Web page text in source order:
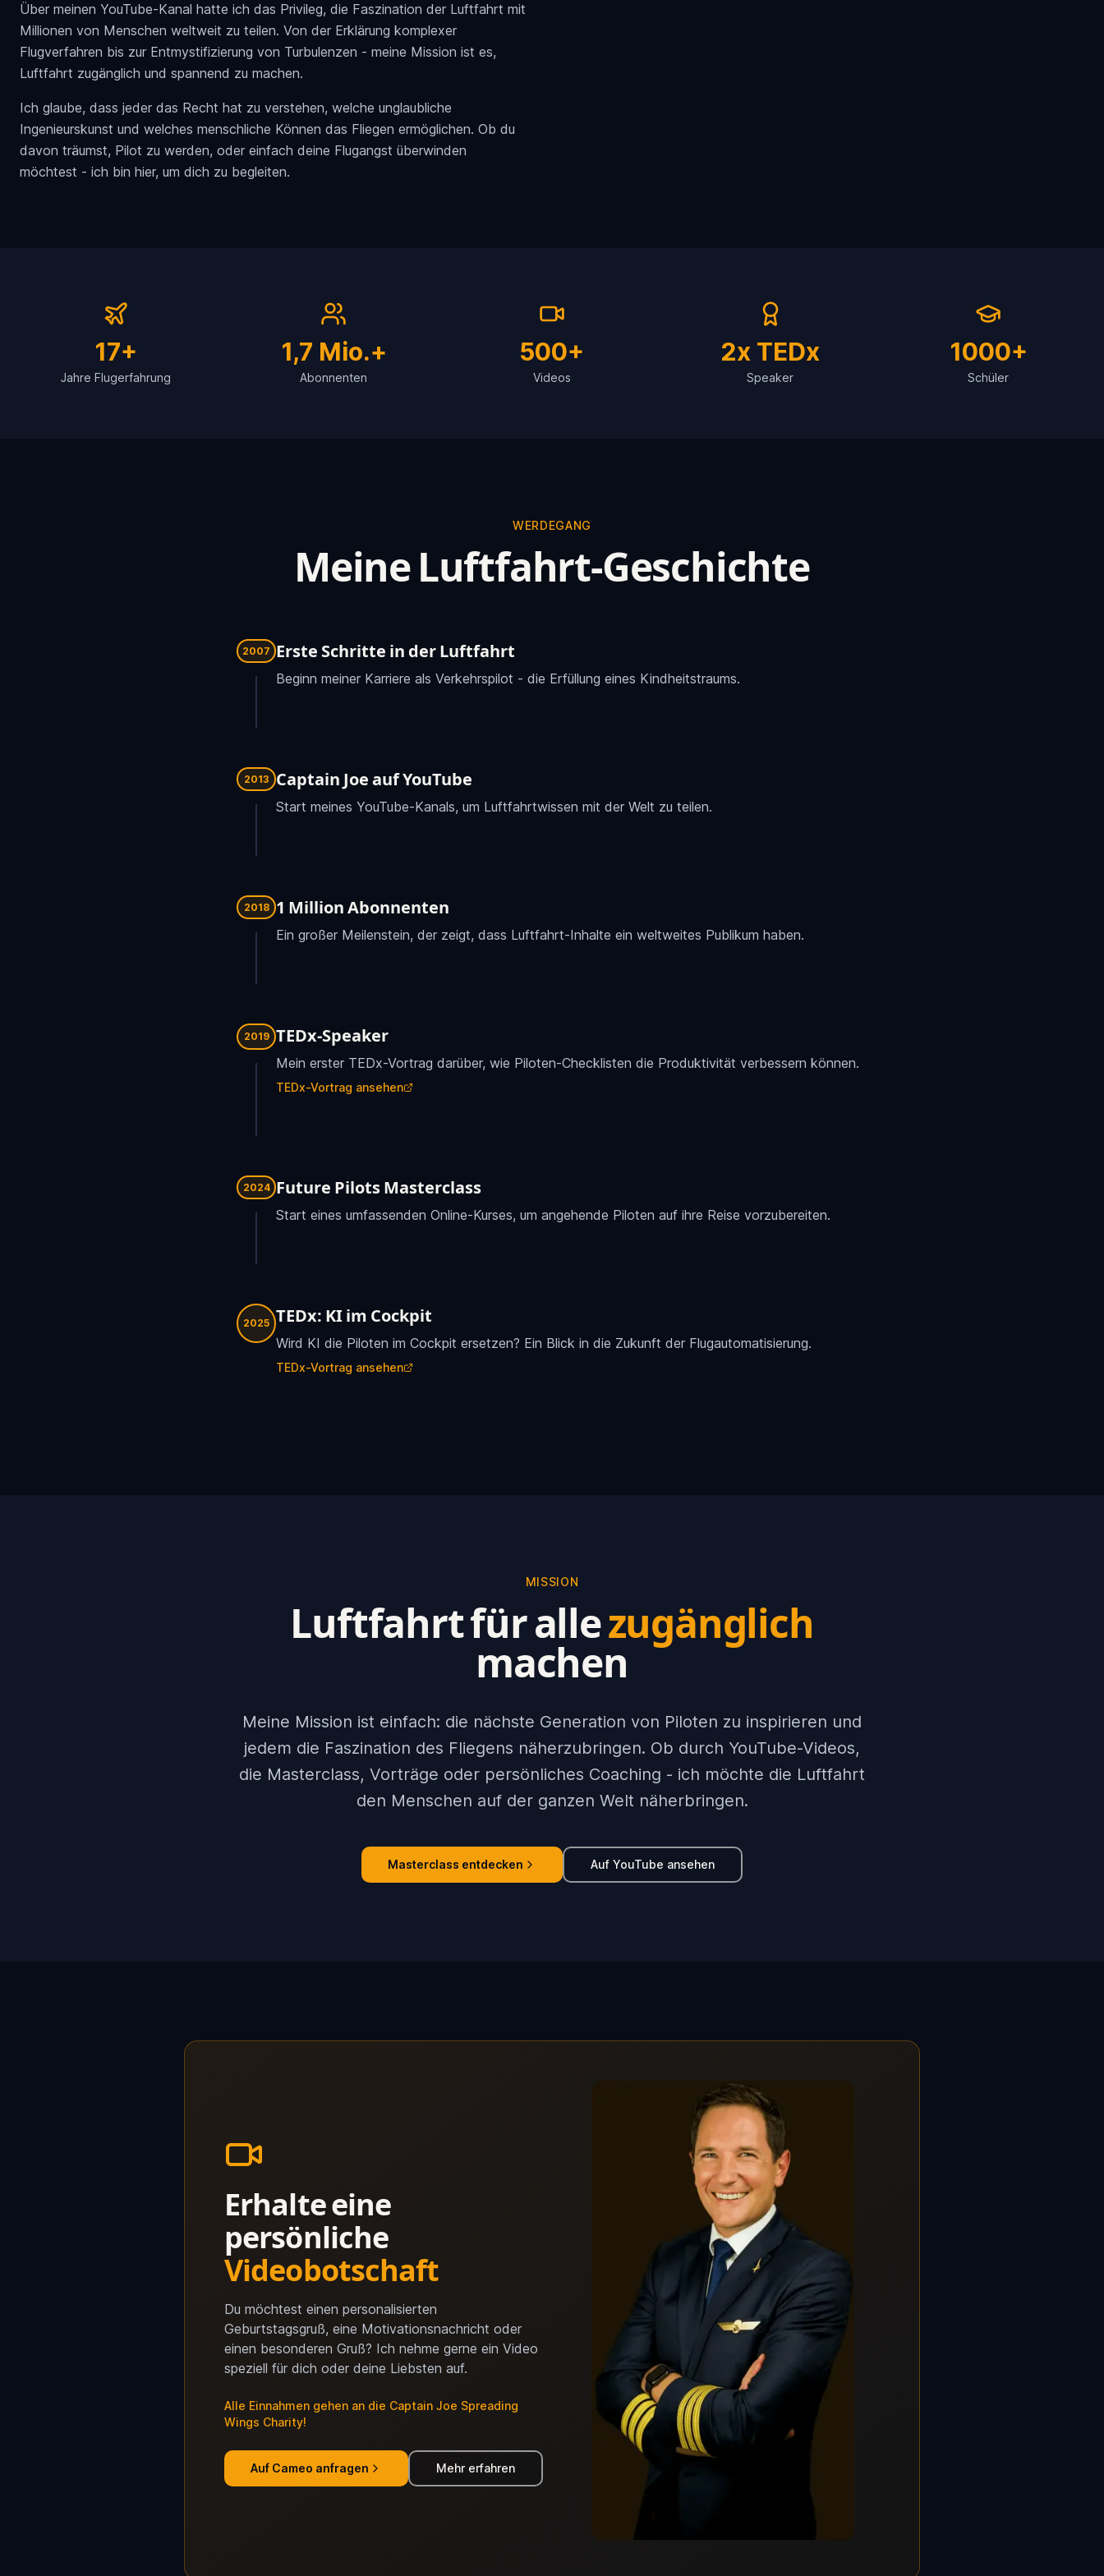
Über meinen YouTube-Kanal hatte ich das Privileg, die Faszination der Luftfahrt mit
Millionen von Menschen weltweit zu teilen. Von der Erklärung komplexer
Flugverfahren bis zur Entmystifizierung von Turbulenzen - meine Mission ist es,
Luftfahrt zugänglich und spannend zu machen.
Ich glaube, dass jeder das Recht hat zu verstehen, welche unglaubliche
Ingenieurskunst und welches menschliche Können das Fliegen ermöglichen. Ob du
davon träumst, Pilot zu werden, oder einfach deine Flugangst überwinden
möchtest - ich bin hier, um dich zu begleiten.
17+
Jahre Flugerfahrung
1,7 Mio.+
Abonnenten
500+
Videos
2x TEDx
Speaker
1000+
Schüler
WERDEGANG
Meine Luftfahrt-Geschichte
2007 Erste Schritte in der Luftfahrt
Beginn meiner Karriere als Verkehrspilot - die Erfüllung eines Kindheitstraums.
2013 Captain Joe auf YouTube
Start meines YouTube-Kanals, um Luftfahrtwissen mit der Welt zu teilen.
2018 1 Million Abonnenten
Ein großer Meilenstein, der zeigt, dass Luftfahrt-Inhalte ein weltweites Publikum haben.
2019 TEDx-Speaker
Mein erster TEDx-Vortrag darüber, wie Piloten-Checklisten die Produktivität verbessern können.
TEDx-Vortrag ansehen
2024 Future Pilots Masterclass
Start eines umfassenden Online-Kurses, um angehende Piloten auf ihre Reise vorzubereiten.
2025 TEDx: KI im Cockpit
Wird KI die Piloten im Cockpit ersetzen? Ein Blick in die Zukunft der Flugautomatisierung.
TEDx-Vortrag ansehen
MISSION
Luftfahrt für allezugänglich
machen
Meine Mission ist einfach: die nächste Generation von Piloten zu inspirieren und
jedem die Faszination des Fliegens näherzubringen. Ob durch YouTube-Videos,
die Masterclass, Vorträge oder persönliches Coaching - ich möchte die Luftfahrt
den Menschen auf der ganzen Welt näherbringen.
Masterclass entdecken Auf YouTube ansehen
Erhalte eine
persönliche
Videobotschaft
Du möchtest einen personalisierten
Geburtstagsgruß, eine Motivationsnachricht oder
einen besonderen Gruß? Ich nehme gerne ein Video
speziell für dich oder deine Liebsten auf.
Alle Einnahmen gehen an die Captain Joe Spreading
Wings Charity!
Auf Cameo anfragen Mehr erfahrenüber Captain Joes Cameo-Videos